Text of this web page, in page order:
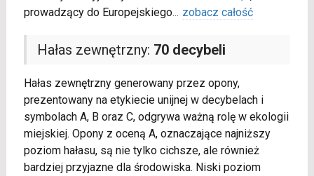
prowadzący do Europejskiego... zobacz całość
Hałas zewnętrzny: 70 decybeli
Hałas zewnętrzny generowany przez opony,
prezentowany na etykiecie unijnej w decybelach i
symbolach A, B oraz C, odgrywa ważną rolę w ekologii
miejskiej. Opony z oceną A, oznaczające najniższy
poziom hałasu, są nie tylko cichsze, ale również
bardziej przyjazne dla środowiska. Niski poziom